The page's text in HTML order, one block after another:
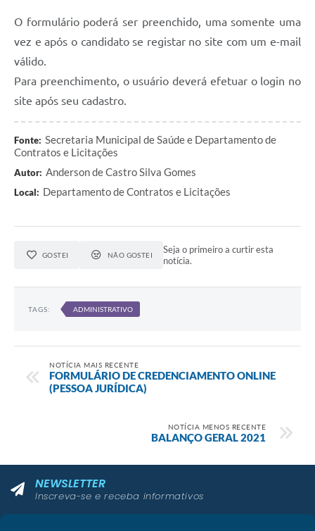
O formulário poderá ser preenchido, uma somente uma
vez e após o candidato se registar no site com um e-mail
válido.
Para preenchimento, o usuário deverá efetuar o login no
site após seu cadastro.
Fonte: Secretaria Municipal de Saúde e Departamento de
Contratos e Licitações
Autor: Anderson de Castro Silva Gomes
Local: Departamento de Contratos e Licitações
GOSTEI NÃO GOSTEI
Seja o primeiro a curtir esta
notícia.
TAGS: ADMINISTRATIVO
NOTÍCIA MAIS RECENTE
FORMULÁRIO DE CREDENCIAMENTO ONLINE
(PESSOA JURÍDICA)
NOTÍCIA MENOS RECENTE
BALANÇO GERAL 2021
NEWSLETTER
Inscreva-se e receba informativos